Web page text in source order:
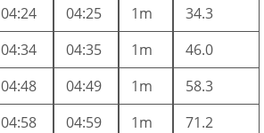
04:24 04:25 1m
34.3
04:34 04:35 1m
46.0
04:48 04:49 1m
58.3
04:58 04:59 1m
71.2